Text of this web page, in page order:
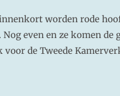
worden rode
Nog even en ze komen de
voor de Tweede